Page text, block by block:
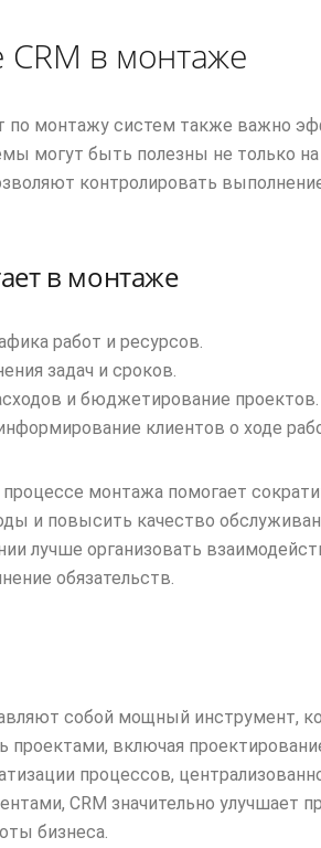
в монтаже
по монтажу систем также важно
могут быть полезны не только
контролировать
в монтаже
работ и ресурсов.
задач и сроков.
и бюджетирование проектов.
клиентов о ходе
монтажа помогает
и повысить качество
лучше организовать
обязательств.
собой мощный инструмент,
проектами, включая
процессов,
CRM значительно улучшает
бизнеса.